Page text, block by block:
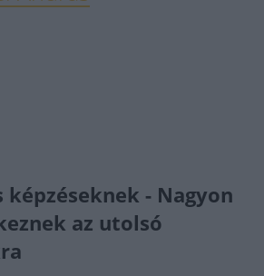
képzéseknek - Nagyon
az utolsó